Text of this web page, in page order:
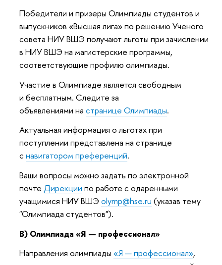
Победители и призеры Олимпиады студентов и
выпускников «Высшая лига» по решению Ученого
совета НИУ ВШЭ получают льготы при зачислении
в НИУ ВШЭ на магистерские программы,
соответствующие профилю олимпиады.
Участие в Олимпиаде является свободным
и бесплатным. Следите за
объявлениями на странице Олимпиады.
Актуальная информация о льготах при
поступлении представлена на странице
с навигатором преференций.
Ваши вопросы можно задать по электронной
почте Дирекции по работе с одаренными
учащимися НИУ ВШЭ olymp@hse.ru (указав тему
"Олимпиада студентов").
В) Олимпиада «Я — профессионал»
Направления олимпиады «Я — профессионал»,